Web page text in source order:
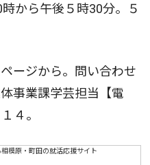
から午後５時30分。５
ージから。問い合わせ
事業課学芸担当【電
４。